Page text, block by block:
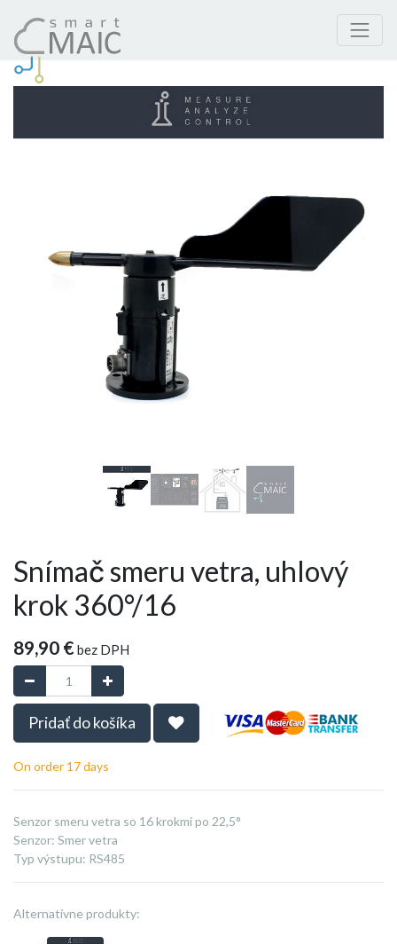
Snímač smeru vetra, uhlový krok 360°/16
Snímač smeru vetra, uhlový
krok 360°/16
89,90 € bez DPH
Pridať do košíka
On order 17 days
Senzor smeru vetra so 16 krokmi po 22,5°
Senzor: Smer vetra
Typ výstupu: RS485
Alternatívne produkty: